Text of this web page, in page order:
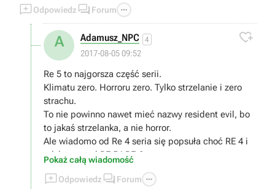
Odpowiedz  Forum 
A Adamusz_NPC 4
2017-08-05 09:52

Re 5 to najgorsza część serii.
Klimatu zero. Horroru zero. Tylko strzelanie i zero
strachu.
To nie powinno nawet mieć nazwy resident evil, bo
to jakaś strzelanka, a nie horror.
Ale wiadomo od Re 4 seria się popsuła choć RE 4 i
tak lepsze od RE 5 i RE 6.
RE 1 1996 - 10/10
RE 2 1998 - 9,5/10
Pokaż całą wiadomość
Odpowiedz  Forum 